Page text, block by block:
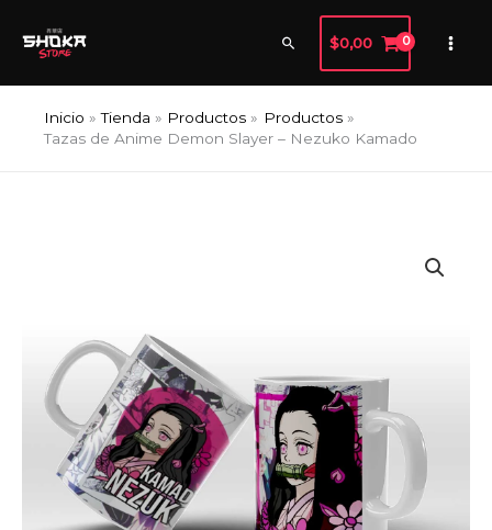
Buscar
$0,00
Inicio Tienda Productos
Productos
Tazas de Anime Demon Slayer – Nezuko Kamado
Slayer
Nezuko
Kamado
cantidad